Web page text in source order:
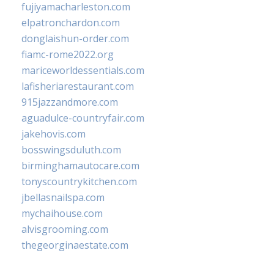
fujiyamacharleston.com
elpatronchardon.com
donglaishun-order.com
fiamc-rome2022.org
mariceworldessentials.com
lafisheriarestaurant.com
915jazzandmore.com
aguadulce-countryfair.com
jakehovis.com
bosswingsduluth.com
birminghamautocare.com
tonyscountrykitchen.com
jbellasnailspa.com
mychaihouse.com
alvisgrooming.com
thegeorginaestate.com